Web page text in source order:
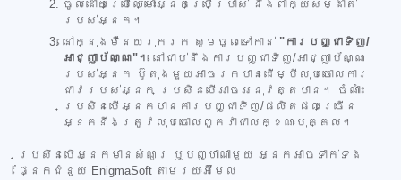
ចូលដោយប្រើឈ្មោះអ្នកប្រើប្រាស់ និងពាក្យសម្ងាត់
របស់អ្នក។
នៅក្នុងម៉ឺនុយរុករក សូមចូលទៅកាន់ "ការបញ្ជាទិញ/
អាជ្ញាប័ណ្ណ"។ នៅជាប់នឹងការបញ្ជាទិញ/អាជ្ញាប័ណ្ណ
របស់អ្នក ប៊ូតុងមួយអាចរកបានដើម្បីលុបចោលការ
ជាវរបស់អ្នក ប្រសិនបើអាចអនុវត្តបាន។ ចំណាំ៖
ប្រសិនបើអ្នកមានការបញ្ជាទិញ/ផលិតផលច្រើន
អ្នកនឹងត្រូវលុបចោលពួកវាជាលក្ខណៈបុគ្គល។
ប្រសិនបើអ្នកមានសំណួរ ឬបញ្ហាណាមួយ អ្នកអាចទាក់ទង
ផ្នែកជំនួយ EnigmaSoft តាមរយៈអ៊ីមែល